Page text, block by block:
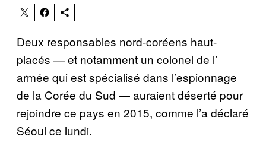
Deux responsables nord-coréens haut-
placés — et notamment un colonel de l’
armée qui est spécialisé dans l’espionnage
de la Corée du Sud — auraient déserté pour
rejoindre ce pays en 2015, comme l’a déclaré
Séoul ce lundi.